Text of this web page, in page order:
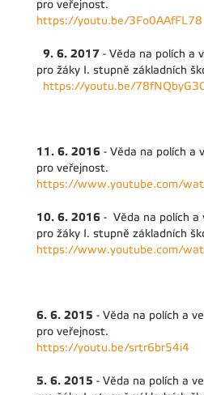
pro veřejnost.
https://youtu.be/3Fo0AAfFL78
9. 6. 2017 - Věda na polích a
pro žáky I. stupně základních
https://youtu.be/
11. 6. 2016 - Věda na polích a
pro veřejnost.
https://www.youtube.com/
10. 6. 2016 - Věda na polích a
pro žáky I. stupně základních
https://www.youtube.com/
6. 6. 2015 - Věda na polích a
pro veřejnost.
https://youtu.be/srtr6br54i4
5. 6. 2015 - Věda na polích a